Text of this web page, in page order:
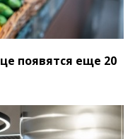
появятся еще 20